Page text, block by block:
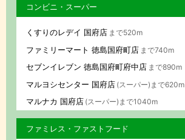
コンビニ・スーパー
くすりのレデイ 国府店 まで520m
ファミリーマート 徳島国府町店 まで740m
セブンイレブン 徳島国府町府中店 まで890m
マルヨシセンター 国府店 (スーパー)まで620m
マルナカ 国府店 (スーパー)まで1040m
ファミレス・ファストフード